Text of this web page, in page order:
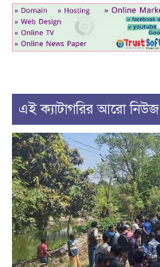
এই ক্যাটাগরির আরো নিউজ